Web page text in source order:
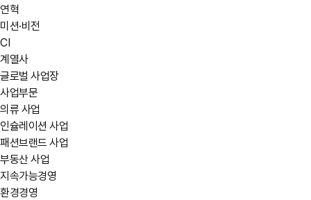
연혁
미션·비전
CI
계열사
글로벌 사업장
사업부문
의류 사업
인슐레이션 사업
패션브랜드 사업
부동산 사업
지속가능경영
환경경영